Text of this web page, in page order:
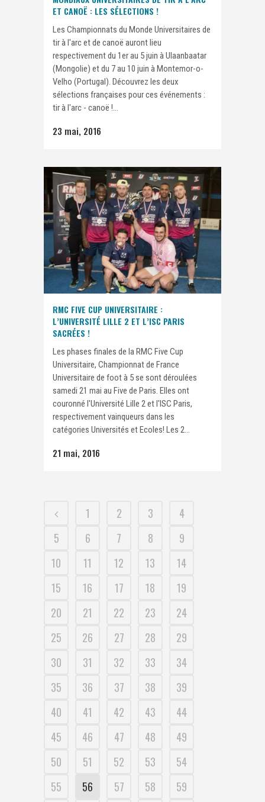
ET CANOË : LES SÉLECTIONS !
Les Championnats du Monde Universitaires de
tir à l'arc et de canoë auront lieu
respectivement du 1er au 5 juin à Ulaanbaatar
(Mongolie) et du 7 au 10 juin à Montemor-o-
Velho (Portugal). Découvrez les deux
sélections françaises pour ces événements :
tir à l'arc - canoë !...
23 mai, 2016
RMC FIVE CUP UNIVERSITAIRE :
L’UNIVERSITÉ LILLE 2 ET L’ISC PARIS
SACRÉES !
Les phases finales de la RMC Five Cup
Universitaire, Championnat de France
Universitaire de foot à 5 se sont déroulées
samedi 21 mai au Five de Paris. Elles ont
couronné l'Université Lille 2 et l'ISC Paris,
respectivement vainqueurs dans les
catégories Universités et Ecoles! Les 2...
21 mai, 2016
1 2 3
4
5
6 7 8
9
10
11 12 13
14
15
16 17 18
19
20
21 22 23
24
25
26 27 28
29
30
31 32 33
34
35
36 37 38
39
40
41 42 43
44
45
46 47 48
49
50
51 52 53
54
55
56 57 58
59